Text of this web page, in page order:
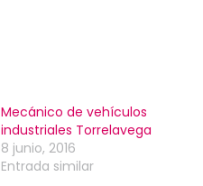
Mecánico de vehículos
industriales Torrelavega
8 junio, 2016
Entrada similar